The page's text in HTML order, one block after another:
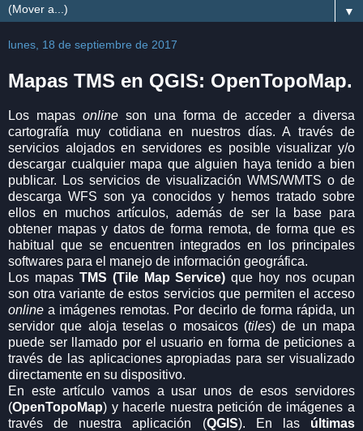
▼
lunes, 18 de septiembre de 2017
Mapas TMS en QGIS: OpenTopoMap.
Los mapas online son una forma de acceder a diversa
cartografía muy cotidiana en nuestros días. A través de
servicios alojados en servidores es posible visualizar y/o
descargar cualquier mapa que alguien haya tenido a bien
publicar. Los servicios de visualización WMS/WMTS o de
descarga WFS son ya conocidos y hemos tratado sobre
ellos en muchos artículos, además de ser la base para
obtener mapas y datos de forma remota, de forma que es
habitual que se encuentren integrados en los principales
softwares para el manejo de información geográfica.
Los mapas TMS (Tile Map Service) que hoy nos ocupan
son otra variante de estos servicios que permiten el acceso
online a imágenes remotas. Por decirlo de forma rápida, un
servidor que aloja teselas o mosaicos (tiles) de un mapa
puede ser llamado por el usuario en forma de peticiones a
través de las aplicaciones apropiadas para ser visualizado
directamente en su dispositivo.
En este artículo vamos a usar unos de esos servidores
(OpenTopoMap) y hacerle nuestra petición de imágenes a
través de nuestra aplicación (QGIS). En las últimas